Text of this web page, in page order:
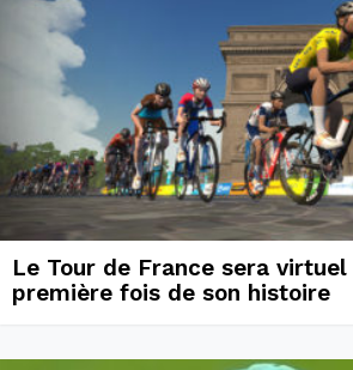
Le Tour de France sera
première fois de son histoire